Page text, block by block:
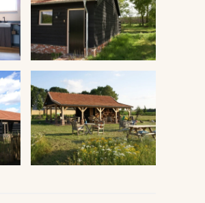
VERGROTEN
VERGROTEN